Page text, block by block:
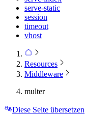
serve-static
session
timeout
vhost
Resources
Middleware
multer
Diese Seite übersetzen